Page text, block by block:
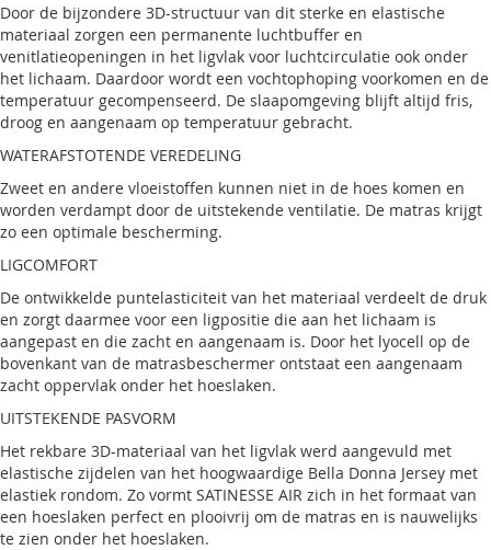
Door de bijzondere 3D-structuur van dit sterke en elastische
materiaal zorgen een permanente luchtbuffer en
venitlatieopeningen in het ligvlak voor luchtcirculatie ook onder
het lichaam. Daardoor wordt een vochtophoping voorkomen en de
temperatuur gecompenseerd. De slaapomgeving blijft altijd fris,
droog en aangenaam op temperatuur gebracht.
WATERAFSTOTENDE VEREDELING
Zweet en andere vloeistoffen kunnen niet in de hoes komen en
worden verdampt door de uitstekende ventilatie. De matras krijgt
zo een optimale bescherming.
LIGCOMFORT
De ontwikkelde puntelasticiteit van het materiaal verdeelt de druk
en zorgt daarmee voor een ligpositie die aan het lichaam is
aangepast en die zacht en aangenaam is. Door het lyocell op de
bovenkant van de matrasbeschermer ontstaat een aangenaam
zacht oppervlak onder het hoeslaken.
UITSTEKENDE PASVORM
Het rekbare 3D-materiaal van het ligvlak werd aangevuld met
elastische zijdelen van het hoogwaardige Bella Donna Jersey met
elastiek rondom. Zo vormt SATINESSE AIR zich in het formaat van
een hoeslaken perfect en plooivrij om de matras en is nauwelijks
te zien onder het hoeslaken.